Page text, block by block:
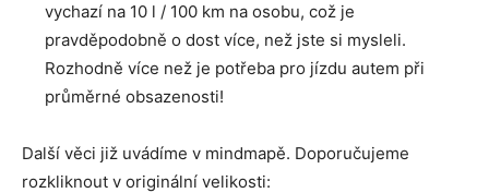
vychazí na 10 l / 100 km na osobu, což je
pravděpodobně o dost více, než jste si mysleli.
Rozhodně více než je potřeba pro jízdu autem při
průměrné obsazenosti!
Další věci již uvádíme v mindmapě. Doporučujeme
rozkliknout v originální velikosti: